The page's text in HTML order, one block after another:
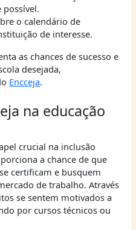
o calendário de
de interesse.
as chances de sucesso e
desejada,
Encceja.
na educação
crucial na inclusão
a chance de que
certificam e busquem
de trabalho. Através
se sentem motivados a
por cursos técnicos ou